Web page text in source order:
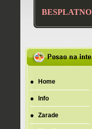
BESPLATNO
● Home
● Info
● Zarade